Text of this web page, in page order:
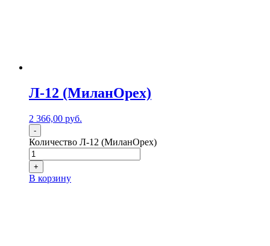
Л-12 (МиланОрех)
2 366,00 руб.
-
Количество Л-12 (МиланОрех)
+
В корзину